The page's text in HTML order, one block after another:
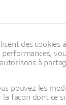
ses propres
des
sur
PLM à large
des
PLM —
à des
plus grand
des
à
pouvez les
façon dont ce